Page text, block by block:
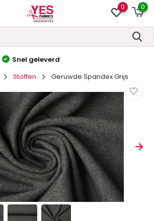
0 0
Hoge kwaliteit&Lage prijzen
Stoffen Geruwde Spandex Grijs